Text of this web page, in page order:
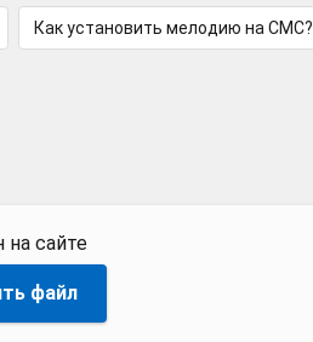
Как установить мелодию на СМС?
на сайте
файл